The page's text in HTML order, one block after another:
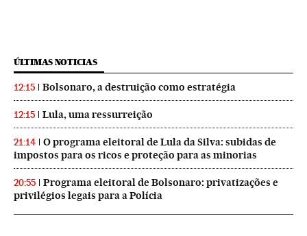
ÚLTIMAS NOTICIAS
12:15 Bolsonaro, a destruição como estratégia
12:15 Lula, uma ressurreição
21:14
O programa eleitoral de Lula da Silva: subidas de
impostos para os ricos e proteção para as minorias
20:55
Programa eleitoral de Bolsonaro: privatizações e
privilégios legais para a Polícia